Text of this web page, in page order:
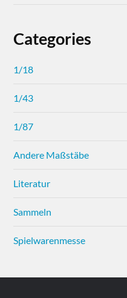
Categories
1/18
1/43
1/87
Andere Maßstäbe
Literatur
Sammeln
Spielwarenmesse